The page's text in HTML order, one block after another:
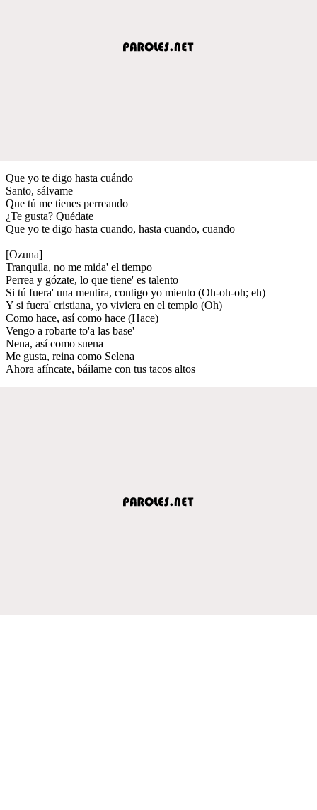
Que yo te digo hasta cuándo
Santo, sálvame
Que tú me tienes perreando
¿Te gusta? Quédate
Que yo te digo hasta cuando, hasta cuando, cuando
[Ozuna]
Tranquila, no me mida' el tiempo
Perrea y gózate, lo que tiene' es talento
Si tú fuera' una mentira, contigo yo miento (Oh-oh-oh; eh)
Y si fuera' cristiana, yo viviera en el templo (Oh)
Como hace, así como hace (Hace)
Vengo a robarte to'a las base'
Nena, así como suena
Me gusta, reina como Selena
Ahora afíncate, báilame con tus tacos altos